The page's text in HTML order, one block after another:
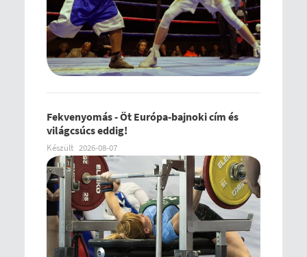
Fekvenyomás - Öt Európa-bajnoki cím és
világcsúcs eddig!
Készült 2026-08-07